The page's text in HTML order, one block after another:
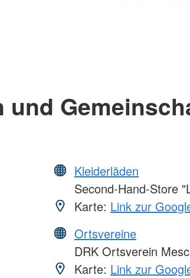
und
Kleiderläden
Second-Hand-Store
Karte: Link zur
Ortsvereine
DRK Ortsverein
Karte: Link zur